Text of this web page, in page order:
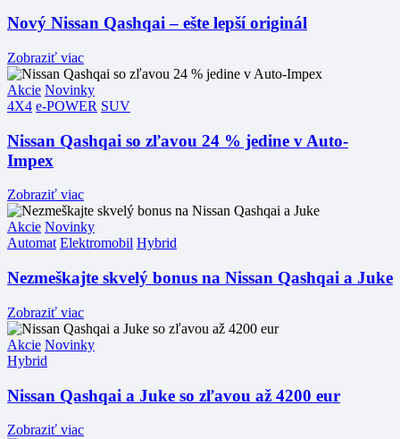
Nový Nissan Qashqai – ešte lepší originál
Zobraziť viac
Akcie Novinky
4X4 e-POWER SUV
Nissan Qashqai so zľavou 24 % jedine v Auto-
Impex
Zobraziť viac
Akcie Novinky
Automat Elektromobil Hybrid
Nezmeškajte skvelý bonus na Nissan Qashqai a Juke
Zobraziť viac
Akcie Novinky
Hybrid
Nissan Qashqai a Juke so zľavou až 4200 eur
Zobraziť viac